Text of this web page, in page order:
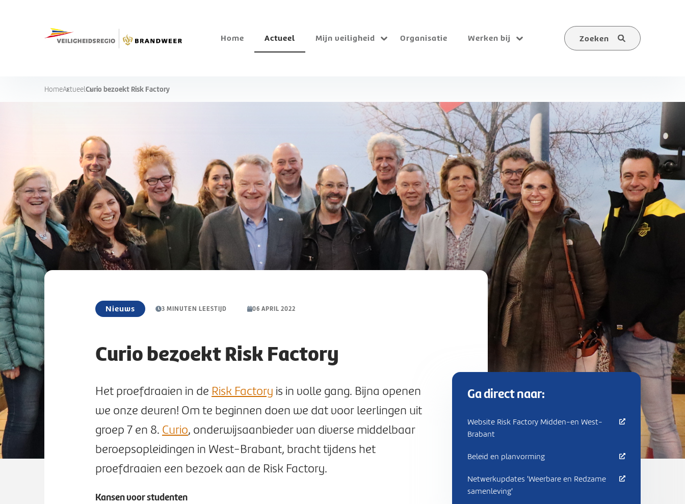
Home Actueel Mijn veiligheid
Submenu
Organisatie Werken bij
Submenu
Zoeken
Zoeken
HomeActueelCurio bezoekt Risk Factory
Nieuws 3 MINUTEN LEESTIJD 06 APRIL 2022
Curio bezoekt Risk Factory
Het proefdraaien in de Risk Factory is in volle gang. Bijna openen
we onze deuren! Om te beginnen doen we dat voor leerlingen uit
groep 7 en 8. Curio, onderwijsaanbieder van diverse middelbaar
beroepsopleidingen in West-Brabant, bracht tijdens het
proefdraaien een bezoek aan de Risk Factory.
Kansen voor studenten
Ga direct naar:
Website Risk Factory Midden-en West-
Brabant
Beleid en planvorming
Netwerkupdates 'Weerbare en Redzame
samenleving'